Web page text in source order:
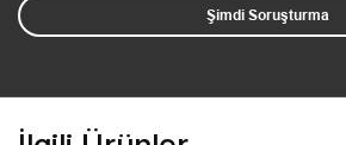
Şimdi Soruşturma